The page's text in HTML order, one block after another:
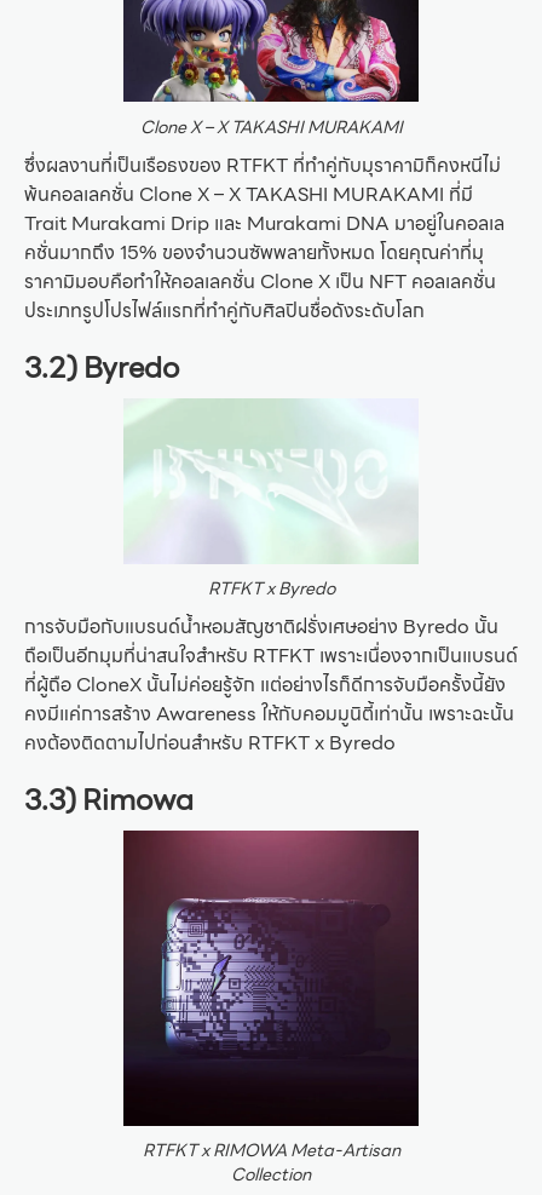
Clone X – X TAKASHI MURAKAMI
ซึ่งผลงานที่เป็นเรือธงของ RTFKT ที่ทำคู่กับมุราคามิก็คงหนีไม่
พ้นคอลเลคชั่น Clone X – X TAKASHI MURAKAMI ที่มี
Trait Murakami Drip และ Murakami DNA มาอยู่ในคอลเล
คชั่นมากถึง 15% ของจำนวนซัพพลายทั้งหมด โดยคุณค่าที่มุ
ราคามิมอบคือทำให้คอลเลคชั่น Clone X เป็น NFT คอลเลคชั่น
ประเภทรูปโปรไฟล์แรกที่ทำคู่กับศิลปินชื่อดังระดับโลก
3.2) Byredo
RTFKT x Byredo
การจับมือกับแบรนด์น้ำหอมสัญชาติฝรั่งเศษอย่าง Byredo นั้น
ถือเป็นอีกมุมที่น่าสนใจสำหรับ RTFKT เพราะเนื่องจากเป็นแบรนด์
ที่ผู้ถือ CloneX นั้นไม่ค่อยรู้จัก แต่อย่างไรก็ดีการจับมือครั้งนี้ยัง
คงมีแค่การสร้าง Awareness ให้กับคอมมูนิตี้เท่านั้น เพราะฉะนั้น
คงต้องติดตามไปก่อนสำหรับ RTFKT x Byredo
3.3) Rimowa
RTFKT x RIMOWA Meta-Artisan
Collection